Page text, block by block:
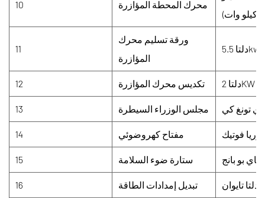
10 محرك المحطة المؤازرة
11
ورقة تسليم محرك
المؤازرة
دلتا 5.5kw
12 تكديس محرك المؤازرة
13 مجلس الوزراء السيطرة تونغ كي
14 مفتاح كهروضوئي كوريا فوتيك
15 ستارة ضوء السلامة بو بانج
16 تبديل إمدادات الطاقة دلتا تايوان